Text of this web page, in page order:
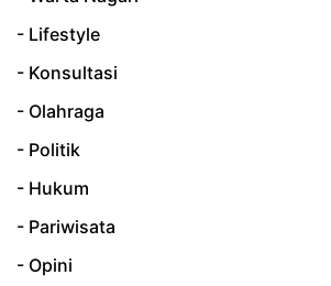
- Lifestyle
- Konsultasi
- Olahraga
- Politik
- Hukum
- Pariwisata
- Opini